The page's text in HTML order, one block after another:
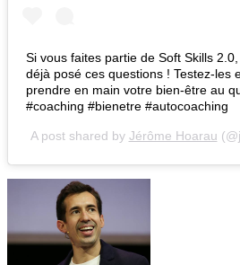
Si vous faites partie de Soft Skills
déjà posé ces questions ! Testez-les
prendre en main votre bien-être au
#coaching #bienetre #autocoaching
A post shared by Jérôme Hoarau